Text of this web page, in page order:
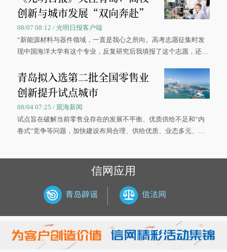
创新与城市发展“双向奔赴”
08/07 08:12 / 光明日报客户端
“新能源材料与器件领域，一直是我心之所向。高考志愿征集时发
现中国海洋大学有这个专业，反复研究后我填报了这个志愿，还真
大学材料科学与工程学院材料类专业的录取通知书。
青岛拟入选第二批全国零售业
创新提升试点城市
08/04 07:25 / 观海新闻
试点旨在破解当前零售业存在的发展不平衡、优质供给不足和“内
卷式”竞争等问题，加快建设布局合理、供给优质、业态多元、智
信网应用